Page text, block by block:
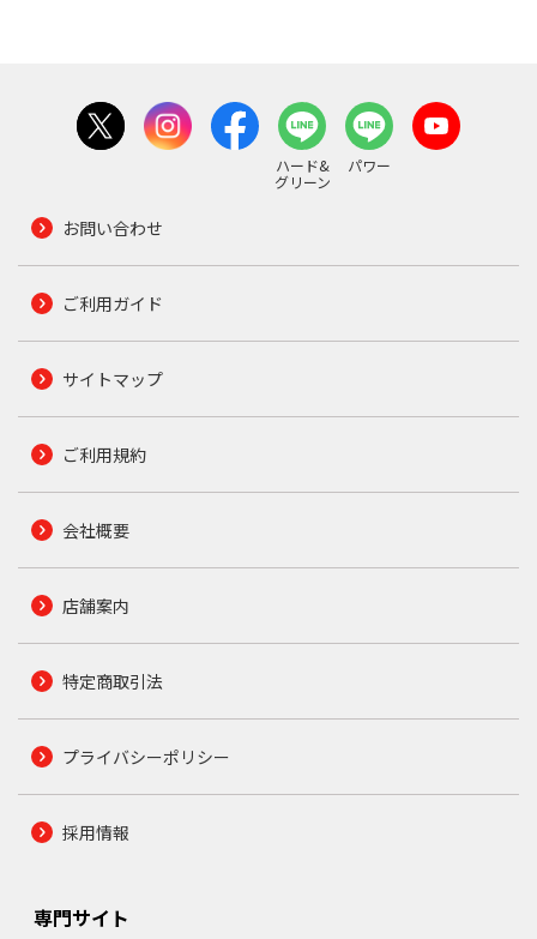
ハード&
グリーン
パワー
お問い合わせ
ご利用ガイド
サイトマップ
ご利用規約
会社概要
店舗案内
特定商取引法
プライバシーポリシー
採用情報
専門サイト